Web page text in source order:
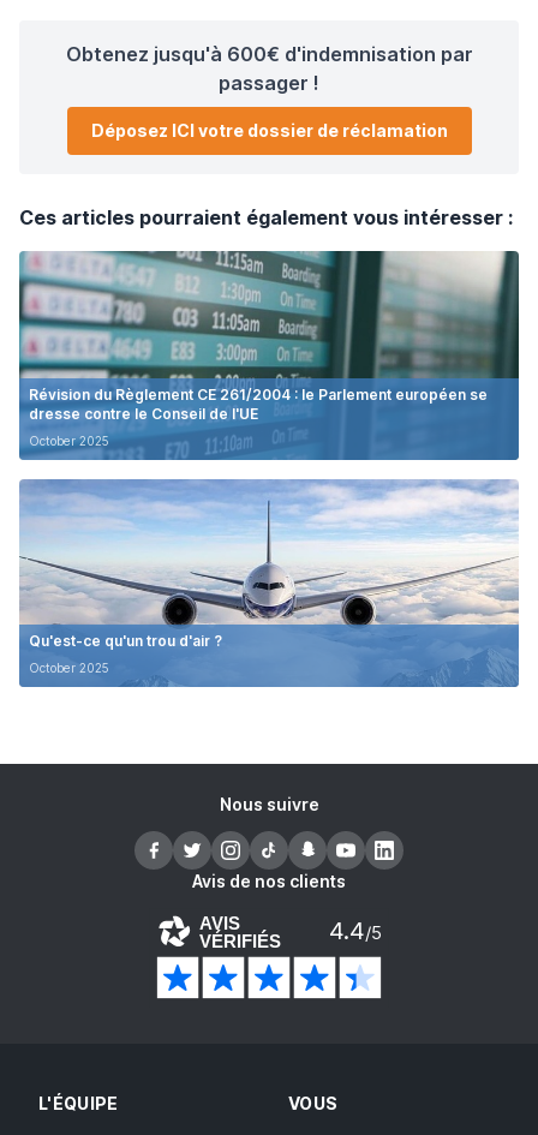
Obtenez jusqu'à 600€ d'indemnisation par
passager !
Déposez ICI votre dossier de réclamation
Ces articles pourraient également vous intéresser :
Révision du Règlement CE 261/2004 : le Parlement européen se
dresse contre le Conseil de l'UE
October 2025
Qu'est-ce qu'un trou d'air ?
October 2025
Nous suivre
Avis de nos clients
AVIS
VÉRIFIÉS 4.4/5
L'ÉQUIPE VOUS